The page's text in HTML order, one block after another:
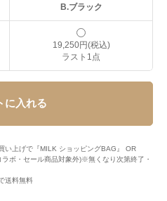
B.ブラック
19,250円(税込)
ラスト1点
に入れる
い上げで『MILK ショッピングBAG』 OR
ボ・セール商品対象外)※無くなり次第終了・
送料無料